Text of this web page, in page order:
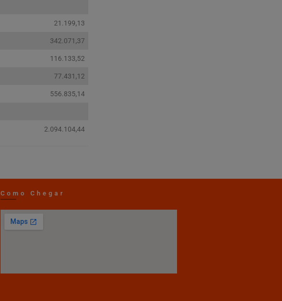
21.199,13
342.071,37
116.133,52
77.431,12
556.835,14
2.094.104,44
Como Chegar